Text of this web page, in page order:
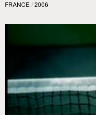
FRANCE / 2006